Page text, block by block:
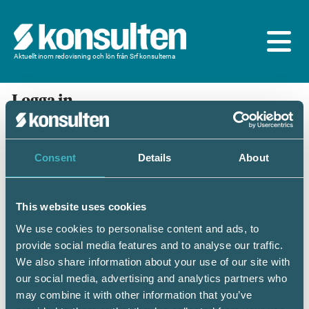
Consent Details About
This website uses cookies
We use cookies to personalise content and ads, to
provide social media features and to analyse our traffic.
We also share information about your use of our site with
our social media, advertising and analytics partners who
may combine it with other information that you’ve
Aktuellt inom redovisning och lön från Srf konsulterna
Logga in
En prenumeration ingår för dig som är
medlem/ansluten till Srf konsulterna. Du loggar in
med BankID eller samma lösenord som du har på
Mobilt BankID
Personnummer(ÅÅÅÅMMDDNNNN)